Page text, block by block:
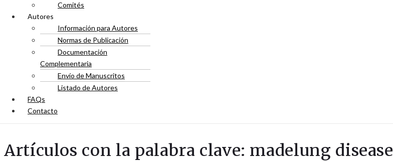
Comités
Autores
Información para Autores
Normas de Publicación
Documentación
Complementaria
Envío de Manuscritos
Listado de Autores
FAQs
Contacto
Artículos con la palabra clave: madelung disease